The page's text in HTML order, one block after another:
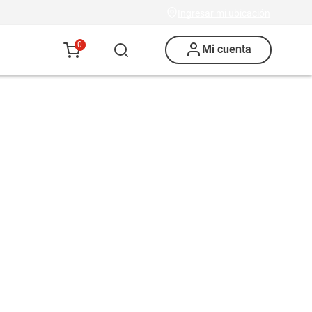
0 Mi cuenta